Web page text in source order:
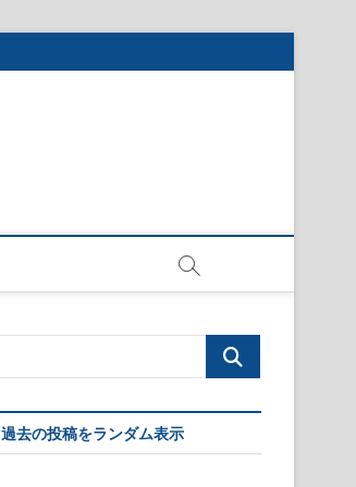
索…
過去の投稿をランダム表示